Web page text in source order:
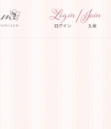
ログイン 入会